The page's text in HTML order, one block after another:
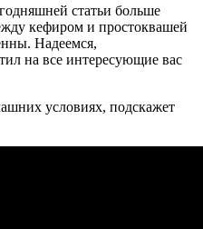
статьи больше
кефиром и простоквашей
Надеемся,
на все интересующие вас
условиях, подскажет